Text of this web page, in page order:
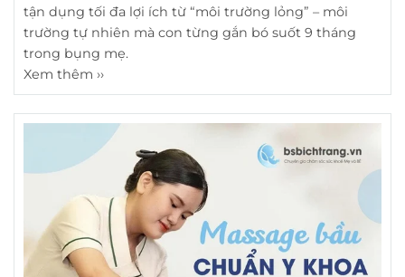
tận dụng tối đa lợi ích từ “môi trường lỏng” – môi
trường tự nhiên mà con từng gắn bó suốt 9 tháng
trong bụng mẹ.
Xem thêm ››